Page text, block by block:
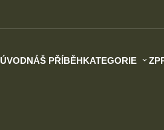
ÚVODNÁŠ PŘÍBĚHKATEGORIE